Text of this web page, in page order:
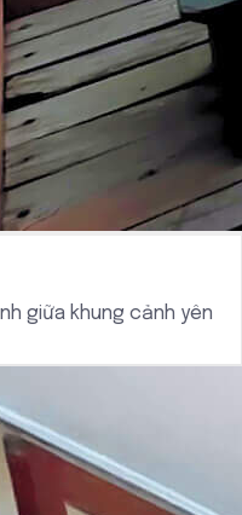
giữa khung cảnh yên